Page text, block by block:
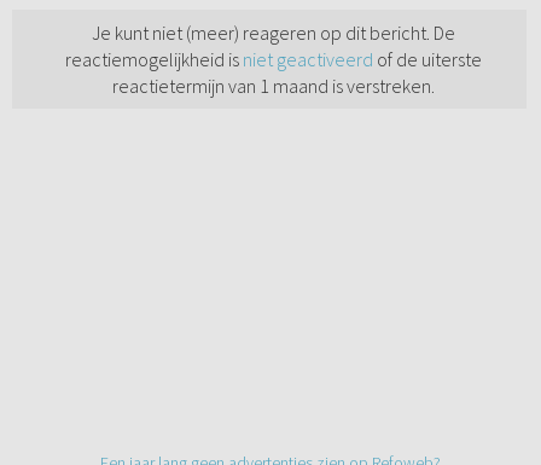
Je kunt niet (meer) reageren op dit bericht. De
reactiemogelijkheid is niet geactiveerd of de uiterste
reactietermijn van 1 maand is verstreken.